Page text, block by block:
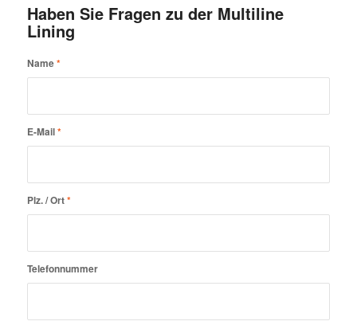
Haben Sie Fragen zu der Multiline
Lining
Name*
E-Mail*
Plz. / Ort*
Telefonnummer